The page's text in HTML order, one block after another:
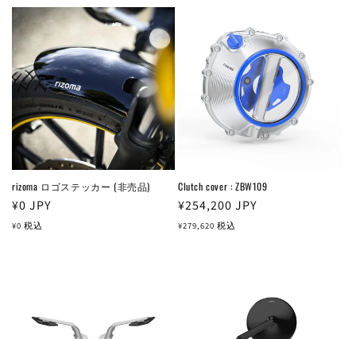
rizoma ロゴステッカー (非売品)
通
常
¥0 JPY
¥0 税込
Clutch cover : ZBW109
通
常
¥254,200 JPY
¥279,620 税込